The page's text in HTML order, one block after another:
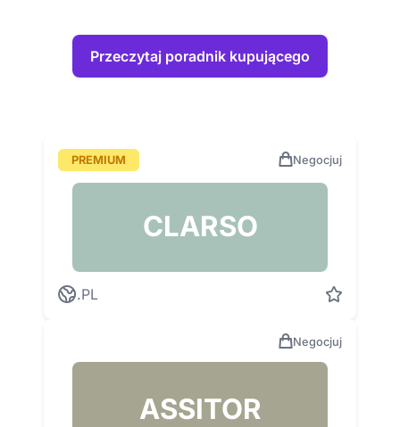
Przeczytaj poradnik kupującego
PREMIUM Negocjuj
CLARSO
.PL
Negocjuj
ASSITOR